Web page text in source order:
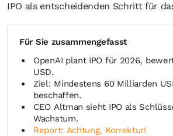
IPO als entscheidenden Schritt für
Für Sie zusammengefasst
OpenAI plant IPO für 2026,
USD.
Ziel: Mindestens 60 Milliarden
beschaffen.
CEO Altman sieht IPO als
Wachstum.
Report: Achtung, Korrektur!